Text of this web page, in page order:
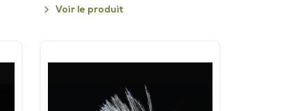
Voir le produit